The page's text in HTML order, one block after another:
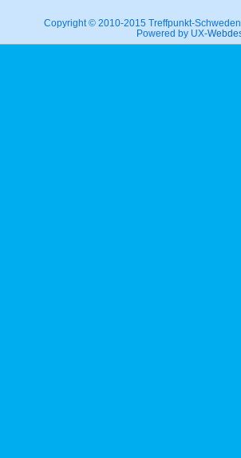
Copyright © 2010-2015 Treffpunkt-
Powered by UX-